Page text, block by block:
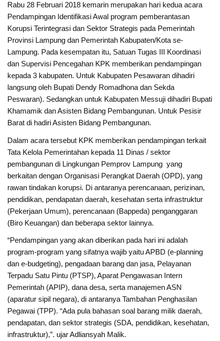
Rabu 28 Februari 2018 kemarin merupakan hari kedua acara
Pendampingan Identifikasi Awal program pemberantasan
Korupsi Terintegrasi dan Sektor Strategis pada Pemerintah
Provinsi Lampung dan Pemerintah Kabupaten/Kota se-
Lampung. Pada kesempatan itu, Satuan Tugas III Koordinasi
dan Supervisi Pencegahan KPK memberikan pendampingan
kepada 3 kabupaten. Untuk Kabupaten Pesawaran dihadiri
langsung oleh Bupati Dendy Romadhona dan Sekda
Peswaran). Sedangkan untuk Kabupaten Messuji dihadiri Bupati
Khamamik dan Asisten Bidang Pembangunan. Untuk Pesisir
Barat di hadiri Asisten Bidang Pembangunan.
Dalam acara tersebut KPK memberikan pendampingan terkait
Tata Kelola Pemerintahan kepada 11 Dinas / sektor
pembangunan di Lingkungan Pemprov Lampung yang
berkaitan dengan Organisasi Perangkat Daerah (OPD), yang
rawan tindakan korupsi. Di antaranya perencanaan, perizinan,
pendidikan, pendapatan daerah, kesehatan serta infrastruktur
(Pekerjaan Umum), perencanaan (Bappeda) penganggaran
(Biro Keuangan) dan beberapa sektor lainnya.
“Pendampingan yang akan diberikan pada hari ini adalah
program-program yang sifatnya wajib yaitu APBD (e-planning
dan e-budgeting), pengadaan barang dan jasa, Pelayanan
Terpadu Satu Pintu (PTSP), Aparat Pengawasan Intern
Pemerintah (APIP), dana desa, serta manajemen ASN
(aparatur sipil negara), di antaranya Tambahan Penghasilan
Pegawai (TPP). “Ada pula bahasan soal barang milik daerah,
pendapatan, dan sektor strategis (SDA, pendidikan, kesehatan,
infrastruktur),”. ujar Adliansyah Malik.